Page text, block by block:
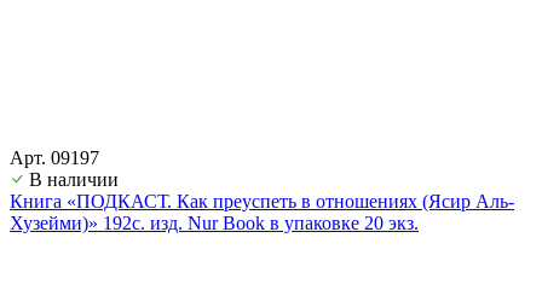
Арт. 09197
В наличии
Книга «ПОДКАСТ. Как преуспеть в отношениях (Ясир Аль-
Хузейми)» 192с. изд. Nur Book в упаковке 20 экз.